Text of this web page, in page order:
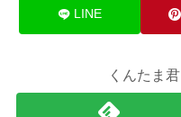
LINE
くんたま